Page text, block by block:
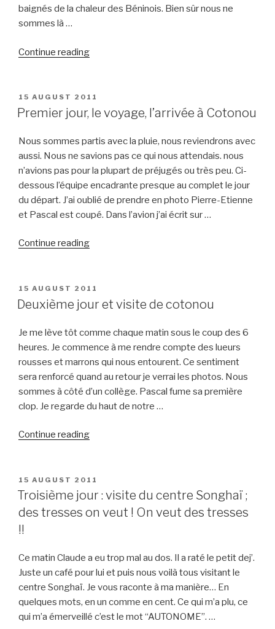
baignés de la chaleur des Béninois. Bien sûr nous ne
sommes là …
Continue reading“Impression
en
France”
POSTED
ON
15 AUGUST 2011
Premier jour, le voyage, l’arrivée à Cotonou
Nous sommes partis avec la pluie, nous reviendrons avec
aussi. Nous ne savions pas ce qui nous attendais. nous
n’avions pas pour la plupart de préjugés ou très peu. Ci-
dessous l’équipe encadrante presque au complet le jour
du départ. J’ai oublié de prendre en photo Pierre-Etienne
et Pascal est coupé. Dans l’avion j’ai écrit sur …
Continue reading“Premier
voyage,
l’arrivée
Cotonou”
POSTED
ON
15 AUGUST 2011
Deuxième jour et visite de cotonou
Je me lève tôt comme chaque matin sous le coup des 6
heures. Je commence à me rendre compte des lueurs
rousses et marrons qui nous entourent. Ce sentiment
sera renforcé quand au retour je verrai les photos. Nous
sommes à côté d’un collège. Pascal fume sa première
clop. Je regarde du haut de notre …
Continue reading“Deuxième
visite
de
cotonou”
POSTED
ON
15 AUGUST 2011
Troisième jour : visite du centre Songhaï ;
des tresses on veut ! On veut des tresses
!!
Ce matin Claude a eu trop mal au dos. Il a raté le petit dej’.
Juste un café pour lui et puis nous voilà tous visitant le
centre Songhaï. Je vous raconte à ma manière… En
quelques mots, en un comme en cent. Ce qui m’a plu, ce
qui m’a émerveillé c’est le mot “AUTONOME”. …